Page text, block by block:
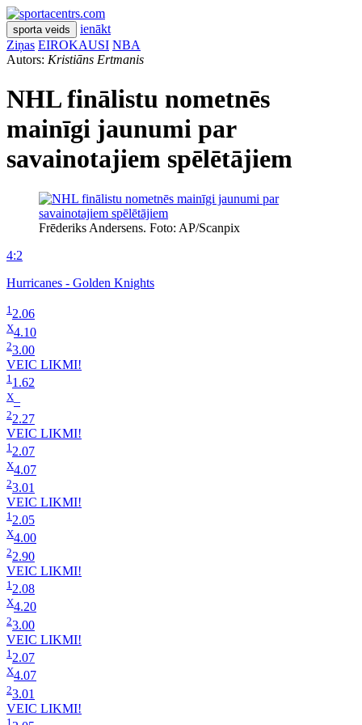
sporta veids
ienākt
Ziņas EIROKAUSI NBA
Autors: Kristiāns Ertmanis
NHL finālistu nometnēs
mainīgi jaunumi par
savainotajiem spēlētājiem
Frēderiks Andersens. Foto: AP/Scanpix
4:2
Hurricanes - Golden Knights
1 2.06
X4.10
23.00
VEIC LIKMI!
1 1.62
X–
22.27
VEIC LIKMI!
1 2.07
X4.07
23.01
VEIC LIKMI!
1 2.05
X4.00
22.90
VEIC LIKMI!
1 2.08
X4.20
23.00
VEIC LIKMI!
1 2.07
X4.07
23.01
VEIC LIKMI!
1